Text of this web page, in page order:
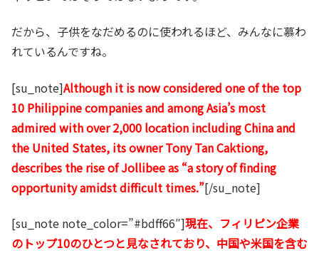
だから、子供をなだめるのに使われるほど、みんなに慕わ
れているんですね。
[su_note]Although it is now considered one of the top
10 Philippine companies and among Asia’s most
admired with over 2,000 location including China and
the United States, its owner Tony Tan Caktiong,
describes the rise of Jollibee as “a story of finding
opportunity amidst difficult times.”[/su_note]
[su_note note_color=”#bdff66″]現在、フィリピン企業
のトップ10のひとつと見なされており、中国や米国を含む